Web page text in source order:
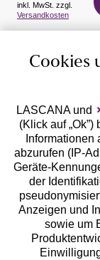
Geprüfte
Unsere
inkl. MwSt. zzgl.
Versandkosten
Cookies
LASCANA und
(Klick auf
abzurufen (IP-
Geräte-
der
Anzeigen und
sowie um